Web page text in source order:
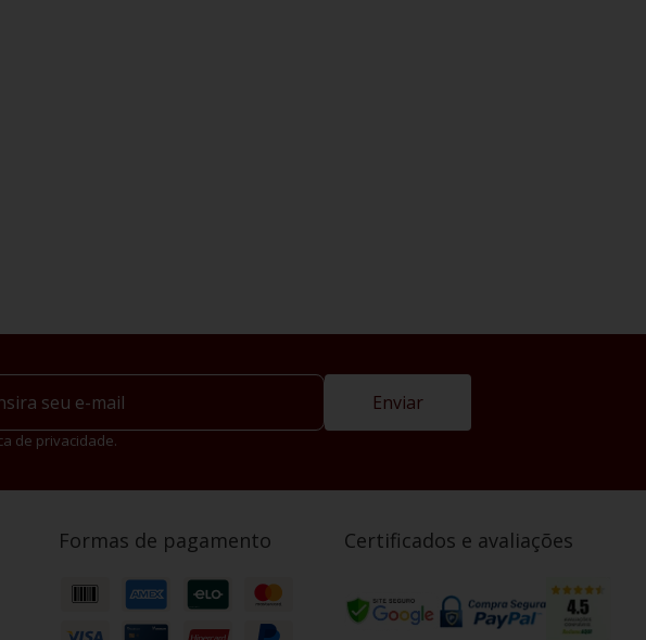
Enviar
de privacidade.
Formas de pagamento Certificados e avaliações